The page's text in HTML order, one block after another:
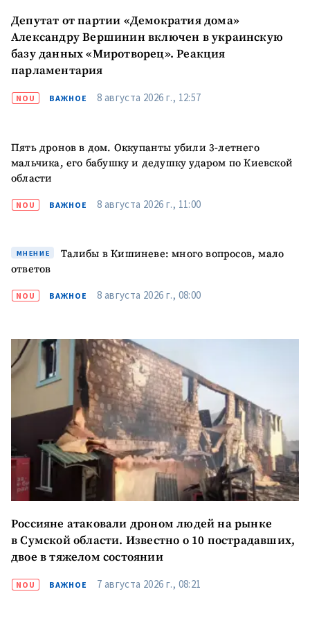
Депутат от партии «Демократия дома»
Александру Вершинин включен в украинскую
базу данных «Миротворец». Реакция
парламентария
NOU ВАЖНОЕ 8 августа 2026 г., 12:57
Пять дронов в дом. Оккупанты убили 3-летнего
мальчика, его бабушку и дедушку ударом по Киевской
области
NOU ВАЖНОЕ 8 августа 2026 г., 11:00
МНЕНИЕ
Талибы в Кишиневе: много вопросов, мало
ответов
NOU ВАЖНОЕ 8 августа 2026 г., 08:00
Россияне атаковали дроном людей на рынке
в Сумской области. Известно о 10 пострадавших,
двое в тяжелом состоянии
NOU ВАЖНОЕ 7 августа 2026 г., 08:21
ОТПРАВИТЬ НОВОСТЬ